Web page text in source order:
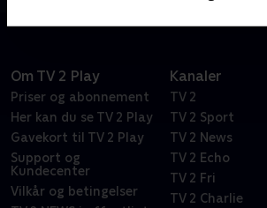
Om TV 2 Play
Priser og abonnement
Her kan du se TV 2 Play
Gavekort til TV 2 Play
Support og
Kundecenter
Vilkår og betingelser
Kanaler
TV 2
TV 2 Sport
TV 2 News
TV 2 Echo
TV 2 Fri
TV 2 Charlie